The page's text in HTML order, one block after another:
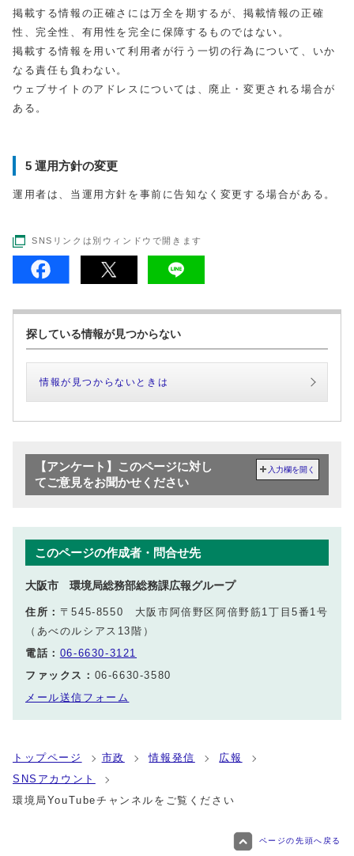
掲載する情報の正確さには万全を期するが、掲載情報の正確
性、完全性、有用性を完全に保障するものではない。
掲載する情報を用いて利用者が行う一切の行為について、いか
なる責任も負わない。
ウェブサイトのアドレスについては、廃止・変更される場合が
ある。
5 運用方針の変更
運用者は、当運用方針を事前に告知なく変更する場合がある。
SNSリンクは別ウィンドウで開きます
探している情報が見つからない
情報が見つからないときは
【アンケート】このページに対し
てご意見をお聞かせください
入力欄を開く
このページの作成者・問合せ先
大阪市 環境局総務部総務課広報グループ
住所： 〒545-8550 大阪市阿倍野区阿倍野筋1丁目5番1号
（あべのルシアス13階）
電話： 06-6630-3121
ファックス： 06-6630-3580
メール送信フォーム
トップページ 市政 情報発信
広報
SNSアカウント
環境局YouTubeチャンネルをご覧ください
ページの先頭へ戻る